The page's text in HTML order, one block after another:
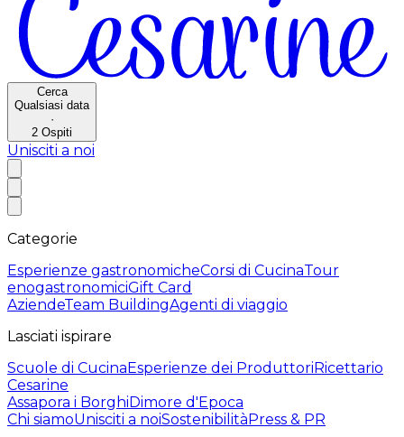
Cerca
Qualsiasi data
·
2 Ospiti
Unisciti a noi
Categorie
Esperienze gastronomicheCorsi di CucinaTour
enogastronomiciGift Card
AziendeTeam BuildingAgenti di viaggio
Lasciati ispirare
Scuole di CucinaEsperienze dei ProduttoriRicettario
Cesarine
Assapora i BorghiDimore d'Epoca
Chi siamoUnisciti a noiSostenibilitàPress & PR